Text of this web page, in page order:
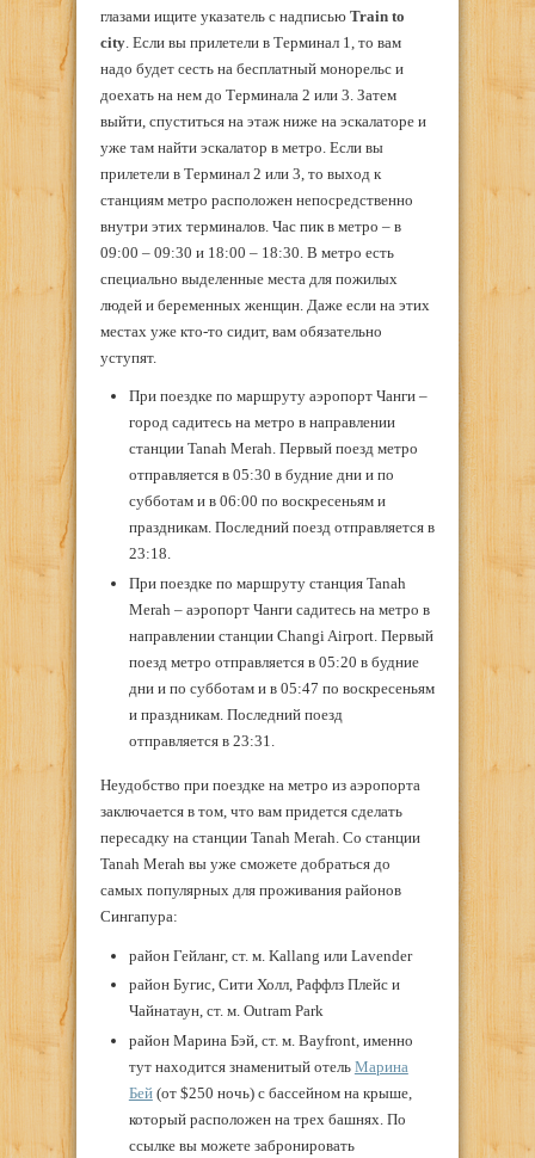
глазами ищите указатель с надписью Train to
city . Если вы прилетели в Терминал 1, то вам
надо будет сесть на бесплатный монорельс и
доехать на нем до Терминала 2 или 3. Затем
выйти, спуститься на этаж ниже на эскалаторе и
уже там найти эскалатор в метро. Если вы
прилетели в Терминал 2 или 3, то выход к
станциям метро расположен непосредственно
внутри этих терминалов. Час пик в метро – в
09:00 – 09:30 и 18:00 – 18:30. В метро есть
специально выделенные места для пожилых
людей и беременных женщин. Даже если на этих
местах уже кто-то сидит, вам обязательно
уступят.
При поездке по маршруту аэропорт Чанги –
город садитесь на метро в направлении
станции Tanah Merah. Первый поезд метро
отправляется в 05:30 в будние дни и по
субботам и в 06:00 по воскресеньям и
праздникам. Последний поезд отправляется в
23:18.
При поездке по маршруту станция Tanah
Merah – аэропорт Чанги садитесь на метро в
направлении станции Changi Airport. Первый
поезд метро отправляется в 05:20 в будние
дни и по субботам и в 05:47 по воскресеньям
и праздникам. Последний поезд
отправляется в 23:31.
Неудобство при поездке на метро из аэропорта
заключается в том, что вам придется сделать
пересадку на станции Tanah Merah. Со станции
Tanah Merah вы уже сможете добраться до
самых популярных для проживания районов
Сингапура:
район Гейланг, ст. м. Kallang или Lavender
район Бугис, Сити Холл, Раффлз Плейс и
Чайнатаун, ст. м. Outram Park
район Марина Бэй, ст. м. Bayfront, именно
тут находится знаменитый отель Марина
Бей(от $250 ночь) с бассейном на крыше,
который расположен на трех башнях. По
ссылке вы можете забронировать